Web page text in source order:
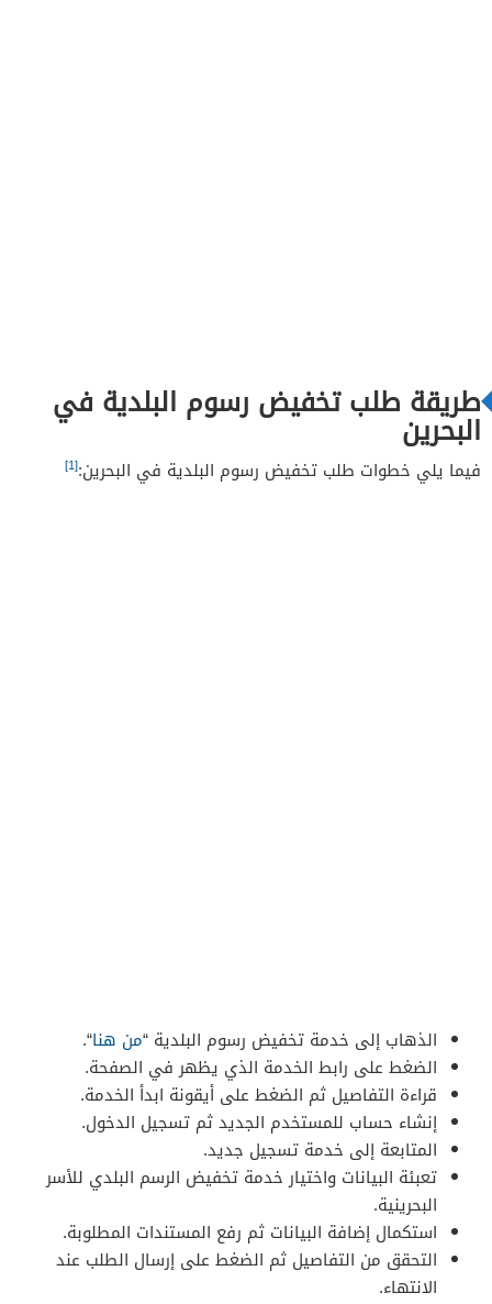
طريقة طلب تخفيض رسوم البلدية في
البحرين
فيما يلي خطوات طلب تخفيض رسوم البلدية في البحرين:[1]
الذهاب إلى خدمة تخفيض رسوم البلدية “من هنا“.
الضغط على رابط الخدمة الذي يظهر في الصفحة.
قراءة التفاصيل ثم الضغط على أيقونة ابدأ الخدمة.
إنشاء حساب للمستخدم الجديد ثم تسجيل الدخول.
المتابعة إلى خدمة تسجيل جديد.
تعبئة البيانات واختيار خدمة تخفيض الرسم البلدي للأسر
البحرينية.
استكمال إضافة البيانات ثم رفع المستندات المطلوبة.
التحقق من التفاصيل ثم الضغط على إرسال الطلب عند
الانتهاء.